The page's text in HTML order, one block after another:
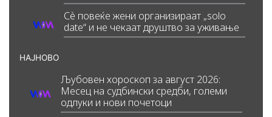
Сè повеќе жени организираат „solo
date“ и не чекаат друштво за уживање
НАЈНОВО
Љубовен хороскоп за август 2026:
Месец на судбински средби, големи
одлуки и нови почетоци